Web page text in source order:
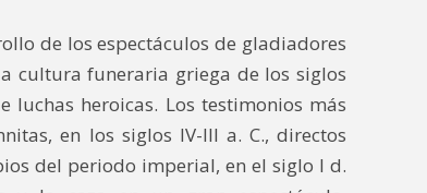
de los espectáculos de gladiadores
cultura funeraria griega de los siglos
luchas heroicas. Los testimonios más
en los siglos IV-III a. C., directos
del periodo imperial, en el siglo I d.